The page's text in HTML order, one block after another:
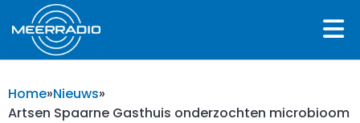
Home»Nieuws»
Artsen Spaarne Gasthuis onderzochten microbioom